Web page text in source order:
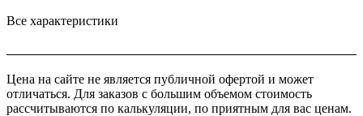
Все характеристики
Цена на сайте не является публичной офертой и может
отличаться. Для заказов с большим объемом стоимость
рассчитываются по калькуляции, по приятным для вас ценам.